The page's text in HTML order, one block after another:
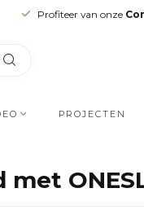
Profiteer van onze
PROJECTEN